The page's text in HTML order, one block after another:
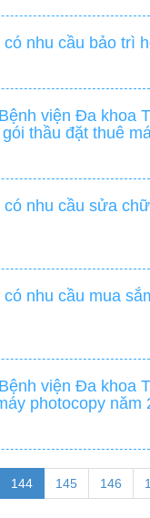
nhu cầu bảo trì
viện Đa
thầu đặt thuê
nhu cầu sửa
nhu cầu mua
viện Đa khoa
photocopy năm
144 145 146